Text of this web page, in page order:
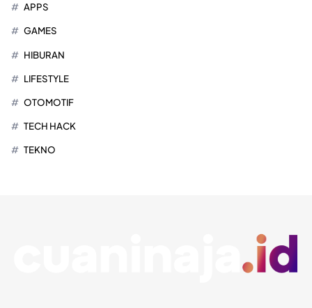
APPS
GAMES
HIBURAN
LIFESTYLE
OTOMOTIF
TECH HACK
TEKNO